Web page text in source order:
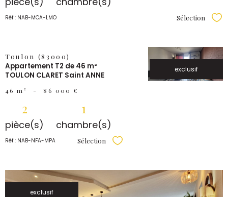
Réf : NAB-MCA-LMO Sélection
exclusif
VOIR LE
BIEN
Toulon (83000)
Appartement T2 de 46 m²
TOULON CLARET Saint ANNE
46 m² - 86 000 €
2
pièce(s)
1
chambre(s)
Réf : NAB-NFA-MPA Sélection Sélectionner
exclusif